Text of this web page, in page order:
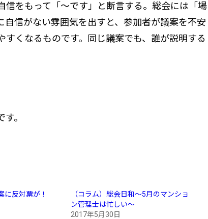
をもって「～です」と断言する。総会には「場
信がない雰囲気を出すと、参加者が議案を不安
くなるものです。同じ議案でも、誰が説明する
。
に反対票が！
（コラム）総会日和～5月のマンショ
ン管理士は忙しい～
2017年5月30日